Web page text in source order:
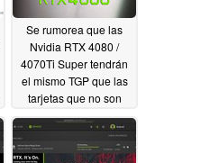
Se rumorea que las
Nvidia RTX 4080 /
4070Ti Super tendrán
el mismo TGP que las
tarjetas que no son
Super, la RTX 4070
Super eleva el TGP a
220W
11/03/2023